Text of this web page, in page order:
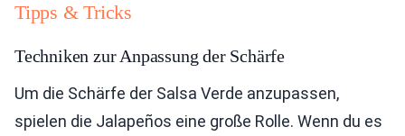
Tipps & Tricks
Techniken zur Anpassung der Schärfe
Um die Schärfe der Salsa Verde anzupassen,
spielen die Jalapeños eine große Rolle. Wenn du es